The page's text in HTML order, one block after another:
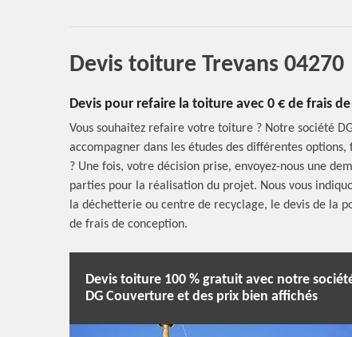
Devis toiture Trevans 04270
Devis pour refaire la toiture avec 0 € de frais
Vous souhaitez refaire votre toiture ? Notre société
accompagner dans les études des différentes
? Une fois, votre décision prise, envoyez-nous une
parties pour la réalisation du projet. Nous vous
la déchetterie ou centre de recyclage, le devis de la
de frais de conception.
Devis toiture 100 % gratuit avec notre
DG Couverture et des prix bien affichés